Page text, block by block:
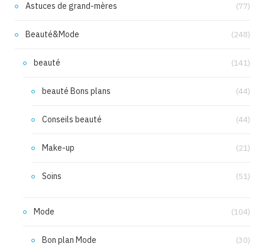
Astuces de grand-mères (77)
Beauté&Mode (248)
beauté (141)
beauté Bons plans (44)
Conseils beauté (44)
Make-up (21)
Soins (51)
Mode (104)
Bon plan Mode (30)